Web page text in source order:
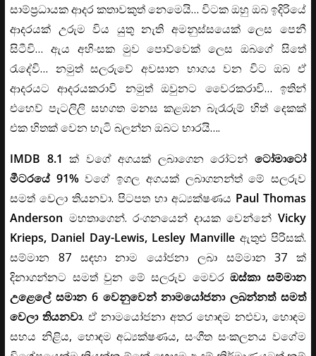
සාම්ප්‍රධායක ආදර කතාවකුත් නෙමෙයි… විටක ඔහු ඔබ ඉදිරියේ
ආදරයක් උරුම විය යුතු නැති අමනුස්සයෙක් ලෙස පෙනී
සිටීවි… ඇය අහිංසක මුව පොව්වෙක් ලෙස ඔබගේ සිතේ
රැදේවි… නමුත් සලරුවේ අවසාන භාගය වන විට ඔබ ඒ
ආදරයට ආදරයකරාවි නමුත් ඔවුනට වෛරකරාවි… ඉතින්
එහෙව් පැටලිලි සහගත මනස කළඹන බැරෑරුම් හිත් දෙකක්
එක හිතක් වෙන හැටි බලන්න ඔබට භාරයි….
IMDB 8.1 ක් වගේ අගයක් ලබාගෙන රෝටන්ටෝමාටෝ
මීටරයේ 91%වගේ ඉගල අගයක් ලබාගනන්ත් මේ සලරුව
සමත් වෙලා තියනවා. පිටපත හා අධ්‍යක්ෂණය Paul Thomas
Anderson මහතාගෙන්. රංගනයෙන් දායක වෙන්නේ Vicky
Krieps, Daniel Day-Lewis, Lesley Manville ඇතුළු පිරිසක්.
සම්මාන 87 සඳහා නාම යෝජනා ලබා සම්මාන 37 ක්
දිනාගන්නට සමත් වුන මේ සලරුව මෙවරඔස්කා සම්මාන
උළෙලේ සමාන 6 වෙනුවෙන් නාමයෝජනා ලබන්නත් සමත්
වෙලා තියනවා. ඒ නාමයෝජනා අතර හොඳම නළුවා, හොඳම
සහය නිළිය, හොඳම අධ්‍යක්ෂණය, සංගීත සංකලනය වගේම